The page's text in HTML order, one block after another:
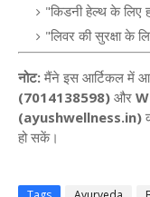
"किडनी हेल्थ के लिए
"लिवर की सुरक्षा के
नोट: मैंने इस आर्टिकल में
(7014138598) और
(ayushwellness.in)
हो सकें।